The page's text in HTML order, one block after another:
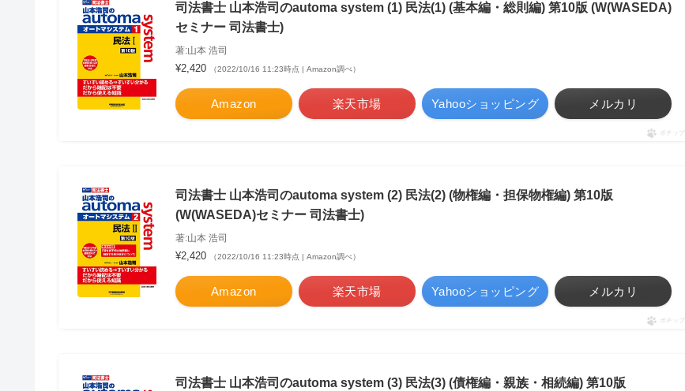
司法書士 山本浩司のautoma system (1) 民法(1) (基本編・総則編) 第10版 (W(WASEDA)
セミナー 司法書士)
著:山本 浩司
¥2,420 （2022/10/16 11:23時点 | Amazon調べ）
Amazon 楽天市場 Yahooショッピング メルカリ
ポチップ
司法書士 山本浩司のautoma system (2) 民法(2) (物権編・担保物権編) 第10版
(W(WASEDA)セミナー 司法書士)
著:山本 浩司
¥2,420 （2022/10/16 11:23時点 | Amazon調べ）
Amazon 楽天市場 Yahooショッピング メルカリ
ポチップ
司法書士 山本浩司のautoma system (3) 民法(3) (債権編・親族・相続編) 第10版